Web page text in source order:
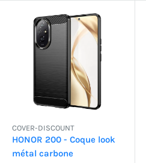
COVER-DISCOUNT
HONOR 200 - Coque look
métal carbone